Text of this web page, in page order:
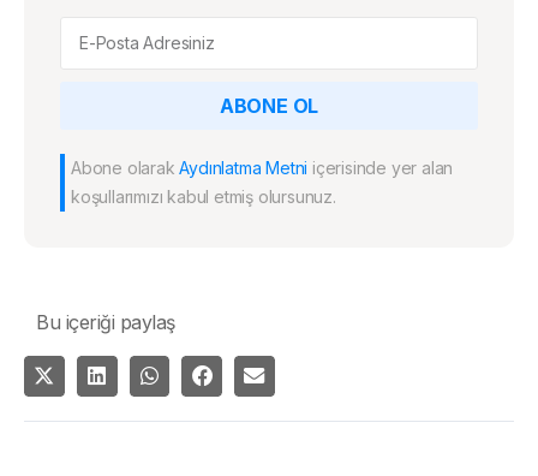
ABONE OL
Abone olarakAydınlatma Metni içerisinde yer alan
koşullarımızı kabul etmiş olursunuz.
Bu içeriği paylaş